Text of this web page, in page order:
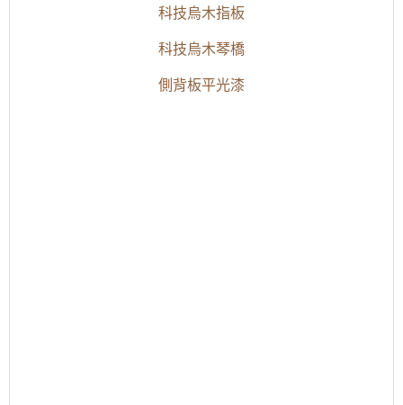
科技烏木指板
科技烏木琴橋
側背板平光漆